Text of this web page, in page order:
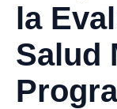
la
Salud